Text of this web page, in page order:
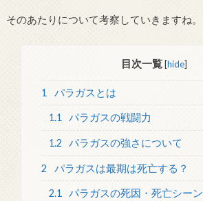
そのあたりについて考察していきますね。
目次一覧 [hide]
1 パラガスとは
1.1 パラガスの戦闘力
1.2 パラガスの強さについて
2 パラガスは最期は死亡する？
2.1 パラガスの死因・死亡シーン